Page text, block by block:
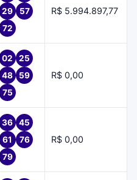
29
57
72
R$ 5.994.897,77
02
25
48
59
75
R$ 0,00
36
45
61
76
79
R$ 0,00